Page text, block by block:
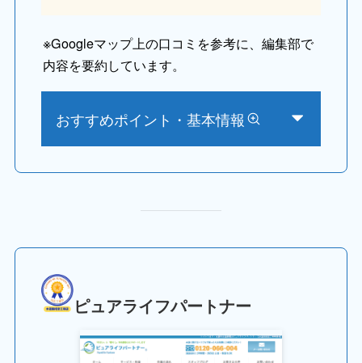
※Googleマップ上の口コミを参考に、編集部で
内容を要約しています。
おすすめポイント・基本情報
ピュアライフパートナー